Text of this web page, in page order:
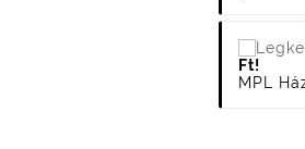
Ft!
MPL